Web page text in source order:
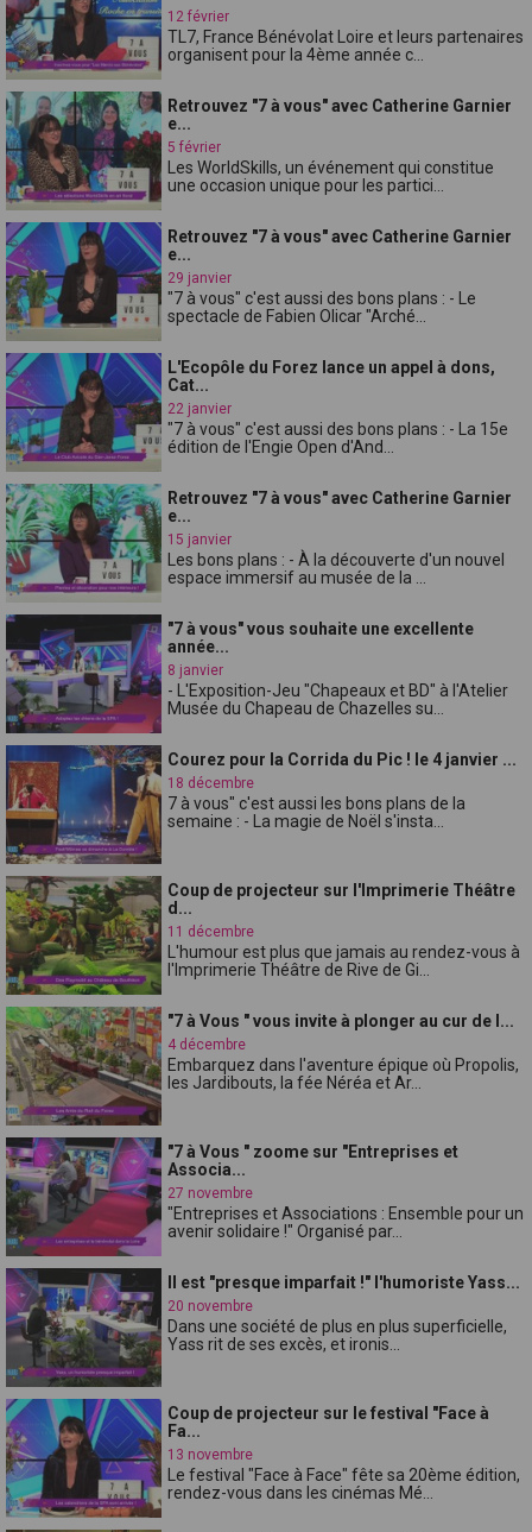
12 février
TL7, France Bénévolat Loire et leurs partenaires
organisent pour la 4ème année c...
Retrouvez "7 à vous" avec Catherine Garnier
e...
5 février
Les WorldSkills, un événement qui constitue
une occasion unique pour les partici...
Retrouvez "7 à vous" avec Catherine Garnier
e...
29 janvier
"7 à vous" c'est aussi des bons plans : - Le
spectacle de Fabien Olicar "Arché...
L'Ecopôle du Forez lance un appel à dons,
Cat...
22 janvier
"7 à vous" c'est aussi des bons plans : - La 15e
édition de l'Engie Open d'And...
Retrouvez "7 à vous" avec Catherine Garnier
e...
15 janvier
Les bons plans : - À la découverte d'un nouvel
espace immersif au musée de la ...
"7 à vous" vous souhaite une excellente
année...
8 janvier
- L'Exposition-Jeu "Chapeaux et BD" à l'Atelier
Musée du Chapeau de Chazelles su...
Courez pour la Corrida du Pic ! le 4 janvier ...
18 décembre
7 à vous" c'est aussi les bons plans de la
semaine : - La magie de Noël s'insta...
Coup de projecteur sur l'Imprimerie Théâtre
d...
11 décembre
L'humour est plus que jamais au rendez-vous à
l'Imprimerie Théâtre de Rive de Gi...
"7 à Vous " vous invite à plonger au cur de l...
4 décembre
Embarquez dans l'aventure épique où Propolis,
les Jardibouts, la fée Néréa et Ar...
"7 à Vous " zoome sur "Entreprises et
Associa...
27 novembre
"Entreprises et Associations : Ensemble pour un
avenir solidaire !" Organisé par...
Il est "presque imparfait !" l'humoriste Yass...
20 novembre
Dans une société de plus en plus superficielle,
Yass rit de ses excès, et ironis...
Coup de projecteur sur le festival "Face à
Fa...
13 novembre
Le festival "Face à Face" fête sa 20ème édition,
rendez-vous dans les cinémas Mé...